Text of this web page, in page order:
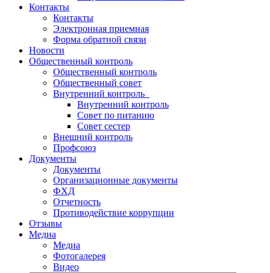
Контакты
Контакты
Электронная приемная
Форма обратной связи
Новости
Общественный контроль
Общественный контроль
Общественный совет
Внутренний контроль
Внутренний контроль
Совет по питанию
Совет сестер
Внешний контроль
Профсоюз
Документы
Документы
Организационные документы
ФХД
Отчетность
Противодействие коррупции
Отзывы
Медиа
Медиа
Фотогалерея
Видео